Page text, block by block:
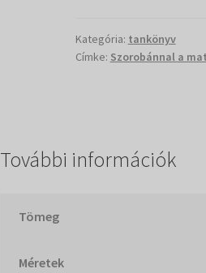
Kategória: tankönyv
Címke: Szorobánnal a
További információk
Tömeg
Méretek